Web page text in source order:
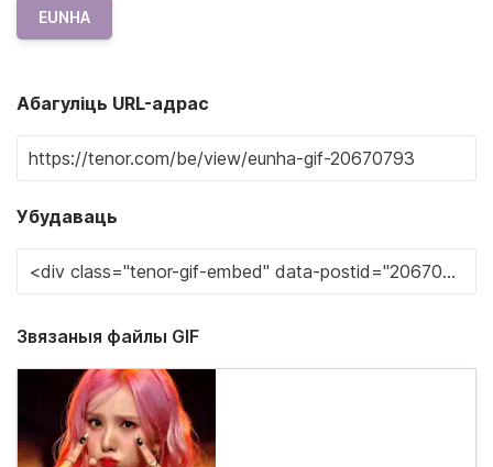
EUNHA
Абагуліць URL-адрас
Убудаваць
Звязаныя файлы GIF